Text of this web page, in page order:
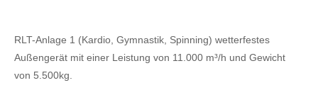
RLT-Anlage 1 (Kardio, Gymnastik, Spinning) wetterfestes
Außengerät mit einer Leistung von 11.000 m³/h und Gewicht
von 5.500kg.